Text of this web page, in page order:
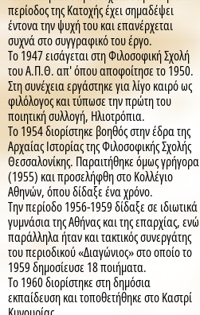
περίοδος της Κατοχής έχει σημαδέψει
έντονα την ψυχή του και επανέρχεται
συχνά στο συγγραφικό του έργο.
Το 1947 εισάγεται στη Φιλοσοφική Σχολή
του Α.Π.Θ. απ' όπου αποφοίτησε το 1950.
Στη συνέχεια εργάστηκε για λίγο καιρό ως
φιλόλογος και τύπωσε την πρώτη του
ποιητική συλλογή, Ηλιοτρόπια.
Το 1954 διορίστηκε βοηθός στην έδρα της
Αρχαίας Ιστορίας της Φιλοσοφικής Σχολής
Θεσσαλονίκης. Παραιτήθηκε όμως γρήγορα
(1955) και προσελήφθη στο Κολλέγιο
Αθηνών, όπου δίδαξε ένα χρόνο.
Την περίοδο 1956-1959 δίδαξε σε ιδιωτικά
γυμνάσια της Αθήνας και της επαρχίας, ενώ
παράλληλα ήταν και τακτικός συνεργάτης
του περιοδικού «Διαγώνιος» στο οποίο το
1959 δημοσίευσε 18 ποιήματα.
Το 1960 διορίστηκε στη δημόσια
εκπαίδευση και τοποθετήθηκε στο Καστρί